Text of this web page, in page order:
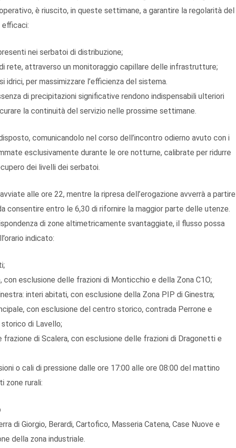
è riuscito, in queste settimane, a garantire la regolarità del
nei serbatoi di distribuzione;
rete, attraverso un monitoraggio capillare delle infrastrutture;
idrici, per massimizzare l’efficienza del sistema.
di precipitazioni significative rendono indispensabili ulteriori
la continuità del servizio nelle prossime settimane.
, comunicandolo nel corso dell’incontro odierno avuto con i
esclusivamente durante le ore notturne, calibrate per ridurre
dei livelli dei serbatoi.
alle ore 22, mentre la ripresa dell’erogazione avverrà a partire
consentire entro le 6,30 di rifornire la maggior parte delle utenze.
di zone altimetricamente svantaggiate, il flusso possa
indicato:
;
con esclusione delle frazioni di Monticchio e della Zona C1O;
: interi abitati, con esclusione della Zona PIP di Ginestra;
con esclusione del centro storico, contrada Perrone e
di Lavello;
frazione di Scalera, con esclusione delle frazioni di Dragonetti e
o cali di pressione dalle ore 17:00 alle ore 08:00 del mattino
zone rurali:
di Giorgio, Berardi, Cartofico, Masseria Catena, Case Nuove e
della zona industriale.